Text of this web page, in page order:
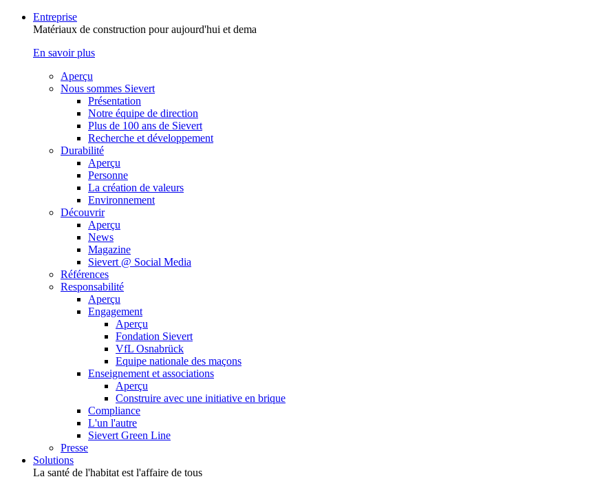
Entreprise
Matériaux de construction pour aujourd'hui et dema
En savoir plus
Aperçu
Nous sommes Sievert
Présentation
Notre équipe de direction
Plus de 100 ans de Sievert
Recherche et développement
Durabilité
Aperçu
Personne
La création de valeurs
Environnement
Découvrir
Aperçu
News
Magazine
Sievert @ Social Media
Références
Responsabilité
Aperçu
Engagement
Aperçu
Fondation Sievert
VfL Osnabrück
Equipe nationale des maçons
Enseignement et associations
Aperçu
Construire avec une initiative en brique
Compliance
L'un l'autre
Sievert Green Line
Presse
Solutions
La santé de l'habitat est l'affaire de tous